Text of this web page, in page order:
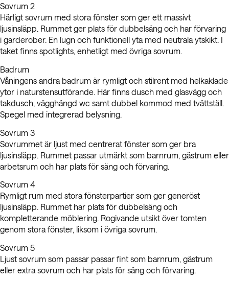
Sovrum 2
Härligt sovrum med stora fönster som ger ett massivt
ljusinsläpp. Rummet ger plats för dubbelsäng och har förvaring
i garderober. En lugn och funktionell yta med neutrala ytskikt. I
taket finns spotlights, enhetligt med övriga sovrum.
Badrum
Våningens andra badrum är rymligt och stilrent med helkaklade
ytor i naturstensutförande. Här finns dusch med glasvägg och
takdusch, vägghängd wc samt dubbel kommod med tvättställ.
Spegel med integrerad belysning.
Sovrum 3
Sovrummet är ljust med centrerat fönster som ger bra
ljusinsläpp. Rummet passar utmärkt som barnrum, gästrum eller
arbetsrum och har plats för säng och förvaring.
Sovrum 4
Rymligt rum med stora fönsterpartier som ger generöst
ljusinsläpp. Rummet har plats för dubbelsäng och
kompletterande möblering. Rogivande utsikt över tomten
genom stora fönster, liksom i övriga sovrum.
Sovrum 5
Ljust sovrum som passar passar fint som barnrum, gästrum
eller extra sovrum och har plats för säng och förvaring.